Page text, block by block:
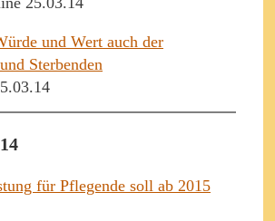
und Wert auch der
Sterbenden
für Pflegende soll ab 2015